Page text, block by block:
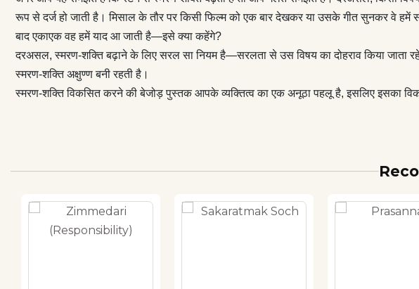
रूप से दर्ज हो जाती है। मिसाल के तौर पर किसी फिल्म को एक बार देखकर या उसके गीत सुनकर वे हमें
बाद एकाएक वह हमें याद आ जाती है—इसे क्या कहेंगे?
दरअसल, स्मरण-शक्‍ति बढ़ाने के लिए सरल सा नियम है—सरलता से उस विषय का दोहराव किया जाता रहे,
स्मरण-शक्‍ति अक्षुण्ण बनी रहती है।
स्मरण-शक्‍ति विकसित करने की बेजोड़ पुस्तक आपके व्यक्‍तित्व का एक अनूठा पहलू है, इसलिए इसका